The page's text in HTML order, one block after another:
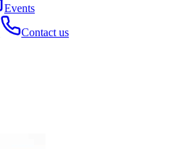
Events
Contact us